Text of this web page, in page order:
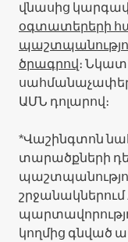
վնասից
օգտատերերի
ծրագրով։
ԱՄՆ դոլարով։
*Վաշինգտոն
տարածքների
կողմից գնված